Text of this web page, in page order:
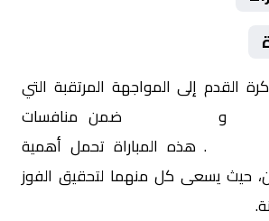
القدم إلى المواجهة المرتقبة التي
و
ضمن منافسات
. هذه المباراة تحمل أهمية
حيث يسعى كل منهما لتحقيق الفوز